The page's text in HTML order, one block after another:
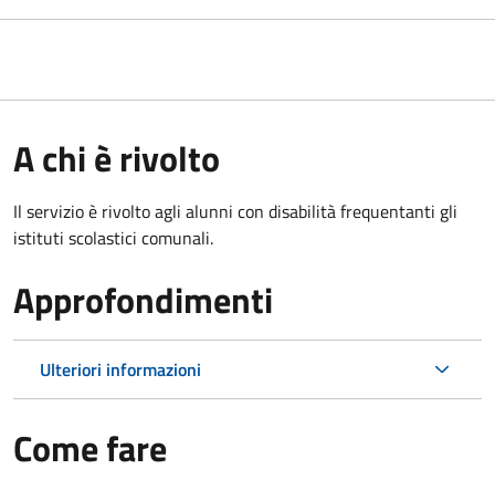
A chi è rivolto
Il servizio è rivolto agli alunni con disabilità frequentanti gli
istituti scolastici comunali.
Approfondimenti
Ulteriori informazioni
Come fare